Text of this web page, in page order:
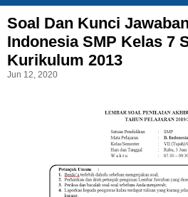
Soal Dan Kunci
Indonesia SMP Kelas 7
Kurikulum 2013
Jun 12, 2020